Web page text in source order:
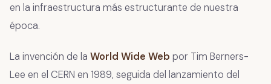
en la infraestructura más estructurante de nuestra
época.
La invención de la World Wide Web por Tim Berners-
Lee en el CERN en 1989, seguida del lanzamiento del